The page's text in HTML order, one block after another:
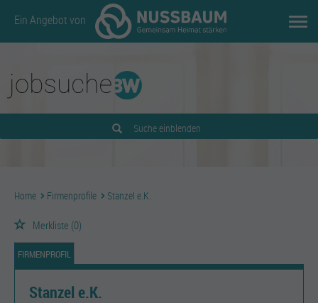
Ein Angebot von
Suche einblenden
Home Firmenprofile Stanzel e.K.
Merkliste (0)
FIRMENPROFIL
Stanzel e.K.